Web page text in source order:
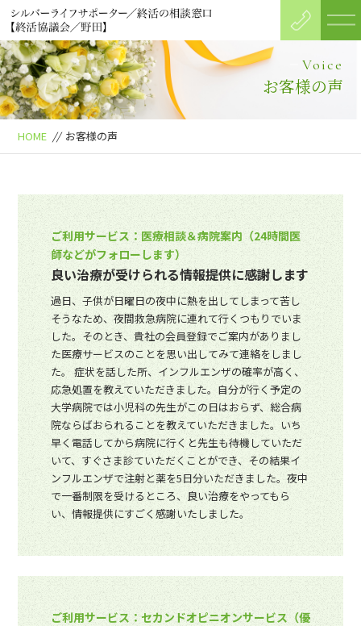
Voice
お客様の声
HOME // お客様の声
ご利用サービス：医療相談＆病院案内（24時間医
師などがフォローします）
良い治療が受けられる情報提供に感謝します
過日、子供が日曜日の夜中に熱を出してしまって苦し
そうなため、夜間救急病院に連れて行くつもりでいま
した。そのとき、貴社の会員登録でご案内がありまし
た医療サービスのことを思い出してみて連絡をしまし
た。 症状を話した所、インフルエンザの確率が高く、
応急処置を教えていただきました。自分が行く予定の
大学病院では小児科の先生がこの日はおらず、総合病
院ならばおられることを教えていただきました。いち
早く電話してから病院に行くと先生も待機していただ
いて、すぐさま診ていただくことができ、その結果イ
ンフルエンザで注射と薬を5日分いただきました。夜中
で一番制限を受けるところ、良い治療をやってもら
い、情報提供にすごく感謝いたしました。
ご利用サービス：セカンドオピニオンサービス（優